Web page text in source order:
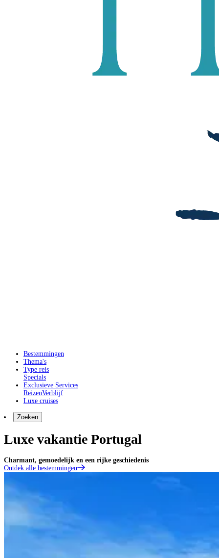
Bestemmingen
Thema's
Type reis
Specials
Exclusieve Services
ReizenVerblijf
Luxe cruises
Zoeken
Luxe vakantie Portugal
Charmant, gemoedelijk en een rijke geschiedenis
Ontdek alle bestemmingen